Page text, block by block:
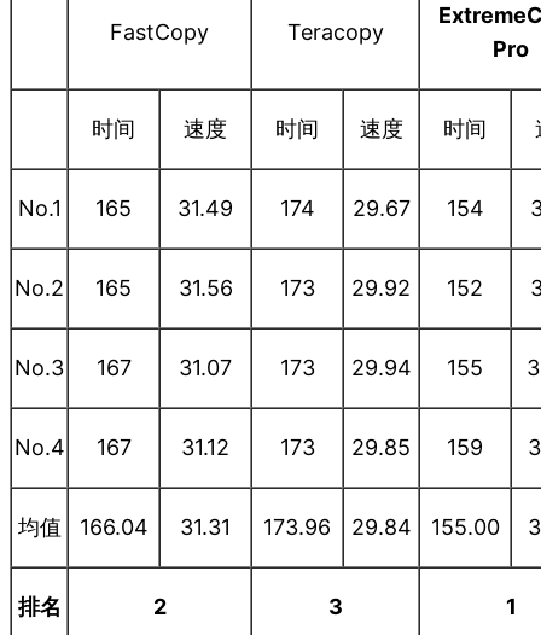
FastCopy Teracopy
Pro
时间 速度 时间 速度 时间
No.1 165 31.49 174 29.67 154
No.2 165 31.56 173 29.92 152
No.3 167 31.07 173 29.94 155
No.4 167 31.12 173 29.85 159
均值 166.04 31.31 173.96 29.84 155.00
排名 2 3 1